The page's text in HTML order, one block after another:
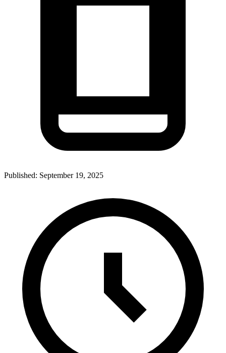
Published: September 19, 2025